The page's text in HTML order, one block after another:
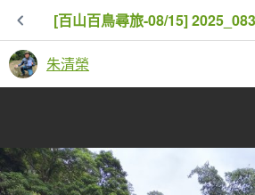
[百山百鳥尋旅-08/15]
朱清榮